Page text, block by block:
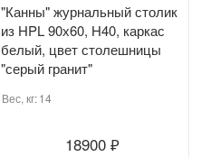
"Канны" журнальный столик
из HPL 90х60, H40, каркас
белый, цвет столешницы
"серый гранит"
Вес, кг:14
18900 ₽